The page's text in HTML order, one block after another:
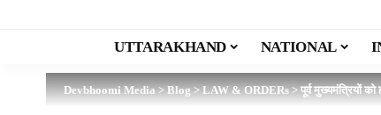
UTTARAKHAND NATIONAL
Devbhoomi Media>Blog>LAW & ORDERs>पूर्व मुख्यमंत्रियों